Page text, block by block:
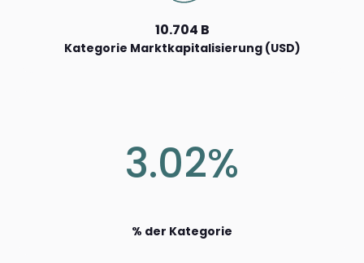
10.704 B
Kategorie Marktkapitalisierung (USD)
3.02%
% der Kategorie